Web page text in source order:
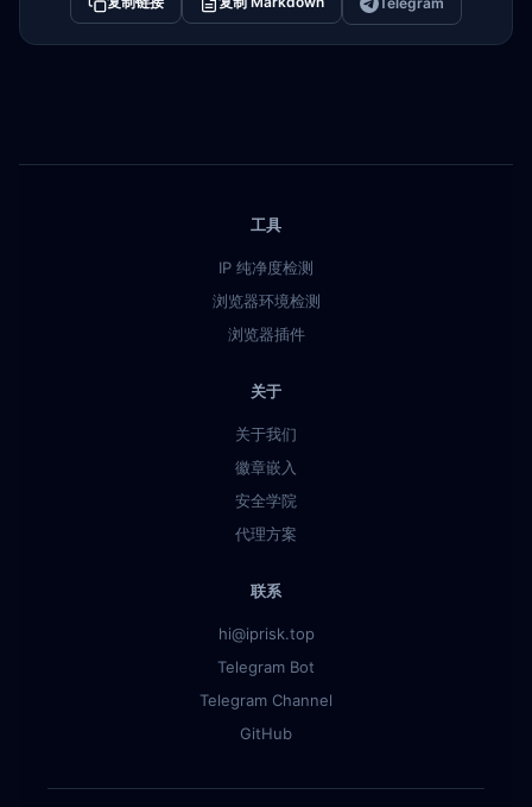
工具
IP 纯净度检测
浏览器环境检测
浏览器插件
关于
关于我们
徽章嵌入
安全学院
代理方案
联系
hi@iprisk.top
Telegram Bot
Telegram Channel
GitHub